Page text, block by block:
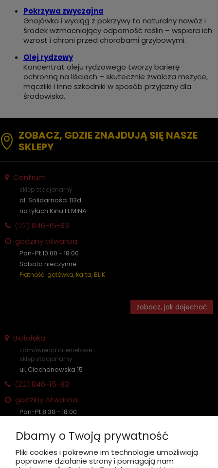
Pokrzywa zwyczajna
Gnojówka i wyciąg z pokrzywy to naturalny nawóz i
środek wzmacniający odporność roślin – wspiera ich
wzrost i chroni przed chorobami grzybowymi.
Olej rydzowy
Koncentrat oleju rydzowego tworzy barierę
ochronną na liściach – skutecznie zwalcza mszyce,
mączliki i inne szkodniki w sposób przyjazny dla
środowiska.
ZOBACZ, GDZIE ZNAJDUJĄ SIĘ NASZE
SKLEPY
Centrum
sklep stacjonarny
al. Solidarności 113d
na tyłach Kina FEMINA
(22) 846-15-83
godziny otwarcia
Pon-Pt 10:00 - 18:00
Sobota nieczynne
Płatność: gotówka, karta, BLIK
zobacz, jak dojechać
Białołęka
zamówienia internetowe i
sklep stacjonarny
ul. Ciechanowska 15
(22) 846-15-83
godziny otwarcia
Pon-Pt 8:30 - 18:00
Płatność: gotówka, karta, BLIK
Dbamy o Twoją prywatność
Pliki cookies i pokrewne im technologie umożliwiają
poprawne działanie strony i pomagają nam